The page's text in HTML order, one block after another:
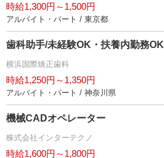
時給1,300円～1,500円
アルバイト・パート / 東京都
歯科助手/未経験OK・扶養内勤務OK
横浜国際矯正歯科
時給1,250円～1,350円
アルバイト・パート / 神奈川県
機械CADオペレーター
株式会社インターテクノ
時給1,600円～1,800円